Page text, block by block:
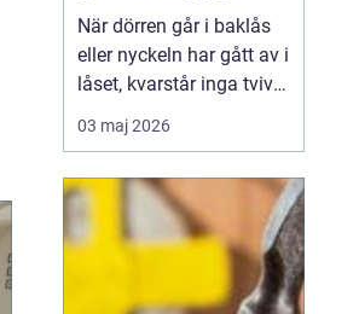
och säkerhet
När dörren går i baklås
eller nyckeln har gått av i
låset, kvarstår inga tvivel
om att en låssmed är
ovärderlig. Låssmed
mer än bara
akuträdningar. De...
03 maj 2026